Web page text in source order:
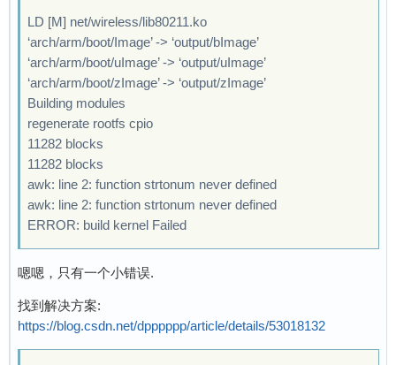
LD [M] net/wireless/lib80211.ko
‘arch/arm/boot/Image’ -> ‘output/bImage’
‘arch/arm/boot/uImage’ -> ‘output/uImage’
‘arch/arm/boot/zImage’ -> ‘output/zImage’
Building modules
regenerate rootfs cpio
11282 blocks
11282 blocks
awk: line 2: function strtonum never defined
awk: line 2: function strtonum never defined
ERROR: build kernel Failed
嗯嗯，只有一个小错误.
找到解决方案:
https://blog.csdn.net/dpppppp/article/details/53018132